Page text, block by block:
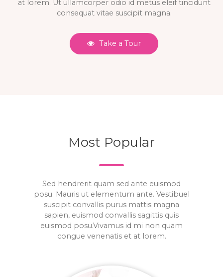
at lorem. Ut ullamcorper odio id metus eleif tincidunt
consequat vitae suscipit magna.
Take a Tour
Most Popular
Sed hendrerit quam sed ante euismod
posu. Mauris ut elementum ante. Vestibuel
suscipit convallis purus mattis magna
sapien, euismod convallis sagittis quis
euismod posu.Vivamus id mi non quam
congue venenatis et at lorem.